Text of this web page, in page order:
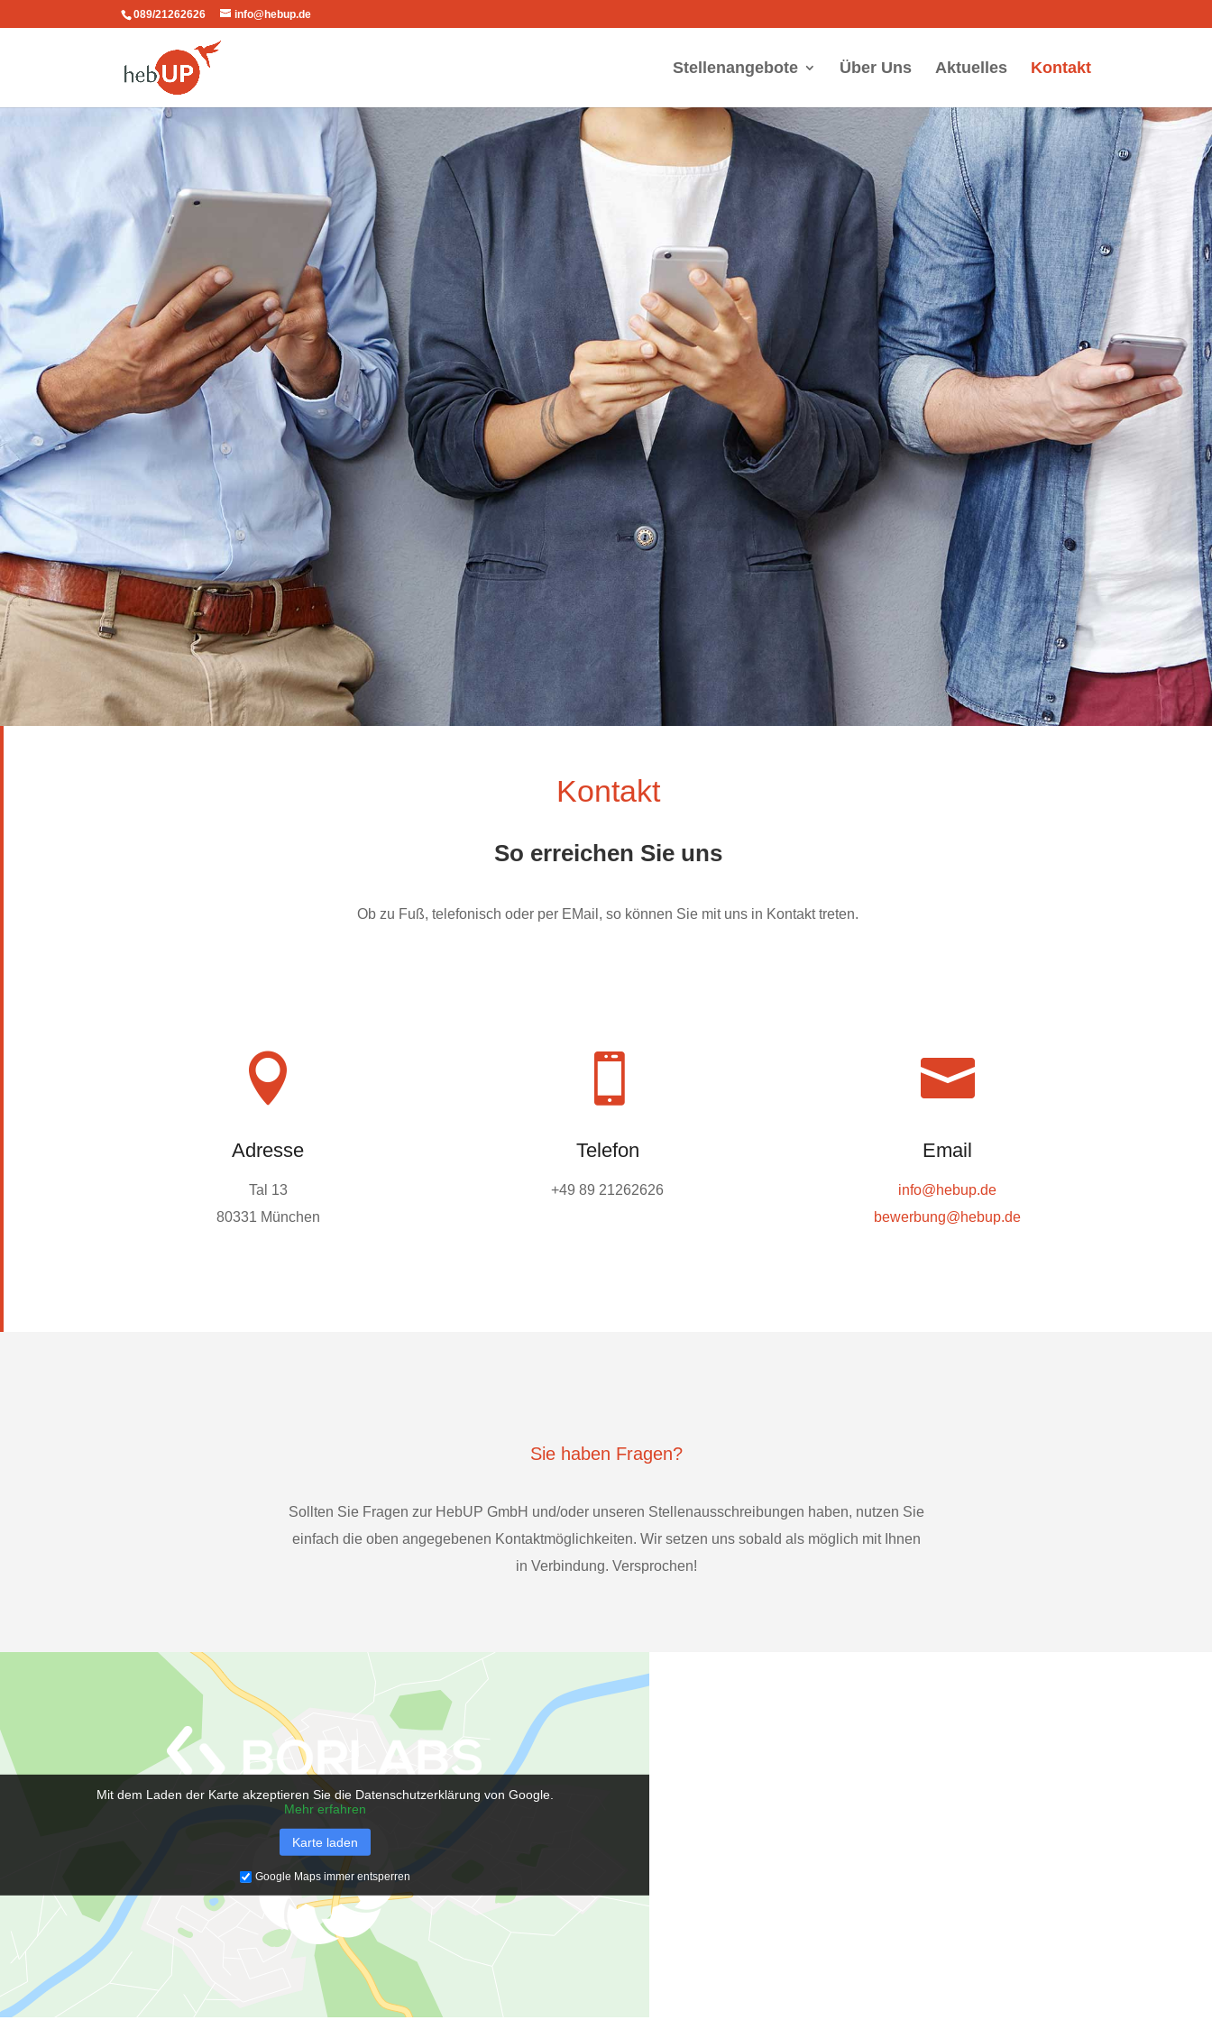
089/21262626 info@hebup.de
Stellenangebote Über Uns Aktuelles Kontakt
Kontakt
So erreichen Sie uns
Ob zu Fuß, telefonisch oder per EMail, so können Sie mit uns in Kontakt treten.

Adresse
Tal 13
80331 München

Telefon
+49 89 21262626

Email
info@hebup.de
bewerbung@hebup.de
Sie haben Fragen?
Sollten Sie Fragen zur HebUP GmbH und/oder unseren Stellenausschreibungen haben, nutzen Sie
einfach die oben angegebenen Kontaktmöglichkeiten. Wir setzen uns sobald als möglich mit Ihnen
in Verbindung. Versprochen!
Mit dem Laden der Karte akzeptieren Sie die Datenschutzerklärung von Google.
Mehr erfahren
Karte laden
Google Maps immer entsperren